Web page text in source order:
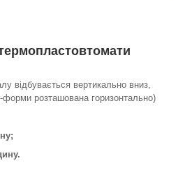
відбувається вертикально вниз,
розташована горизонтально)